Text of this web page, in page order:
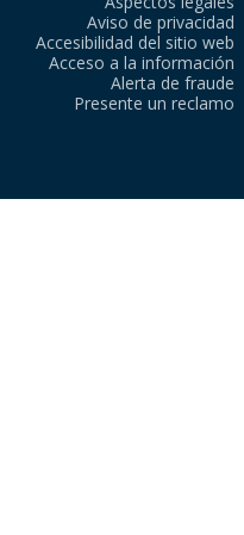
Aviso de privacidad
Accesibilidad del sitio web
Acceso a la información
Alerta de fraude
Presente un reclamo